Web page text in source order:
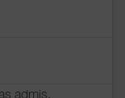
admis.